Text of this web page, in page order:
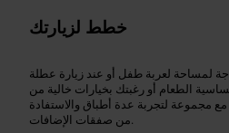
خطط لزيارتك
لمساحة لعربة طفل أو عند زيارة عطلة
الطعام أو رغبتك بخيارات خالية من
مجموعة لتجربة عدة أطباق والاستفادة
من صفقات الإضافات.